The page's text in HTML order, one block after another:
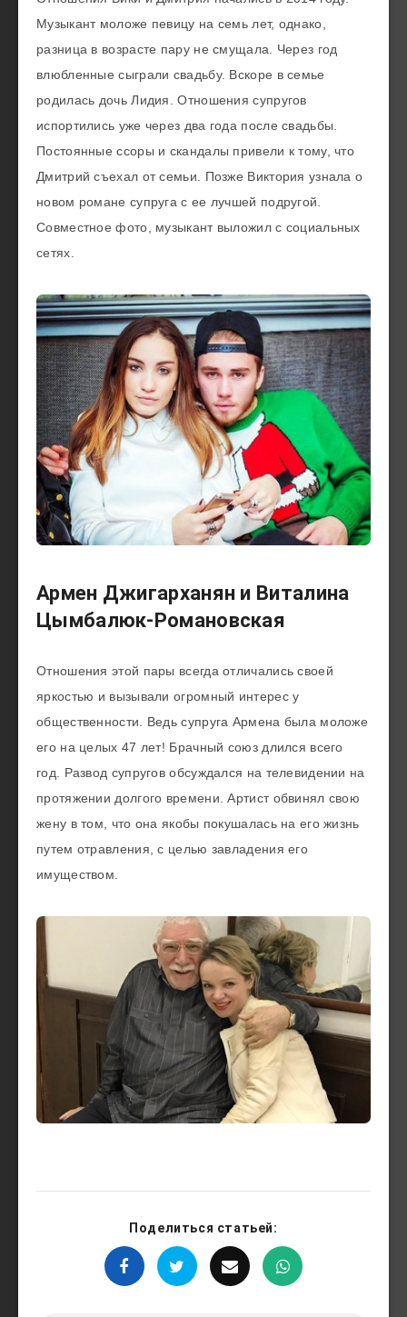
Музыкант моложе певицу на семь лет, однако,
разница в возрасте пару не смущала. Через год
влюбленные сыграли свадьбу. Вскоре в семье
родилась дочь Лидия. Отношения супругов
испортились уже через два года после свадьбы.
Постоянные ссоры и скандалы привели к тому, что
Дмитрий съехал от семьи. Позже Виктория узнала о
новом романе супруга с ее лучшей подругой.
Совместное фото, музыкант выложил с социальных
сетях.
Армен Джигарханян и Виталина
Цымбалюк-Романовская
Отношения этой пары всегда отличались своей
яркостью и вызывали огромный интерес у
общественности. Ведь супруга Армена была моложе
его на целых 47 лет! Брачный союз длился всего
год. Развод супругов обсуждался на телевидении на
протяжении долгого времени. Артист обвинял свою
жену в том, что она якобы покушалась на его жизнь
путем отравления, с целью завладения его
имуществом.
Поделиться статьей: